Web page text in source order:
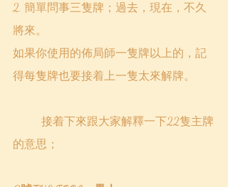
2. 簡單問事三隻牌；過去，現在，不久
將來。
如果你使用的佈局師一隻牌以上的，記
得每隻牌也要接着上一隻太來解牌。
的意思；